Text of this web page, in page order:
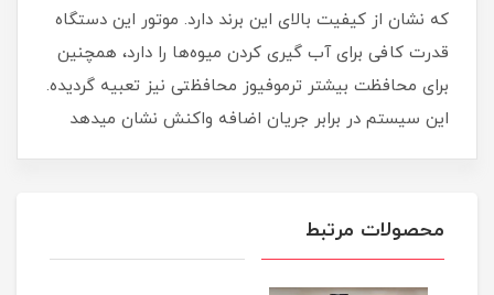
که نشان از کیفیت بالای این برند دارد. موتور این دستگاه
قدرت کافی برای آب گیری کردن میوه‌ها را دارد، همچنین
برای محافظت بیشتر ترموفیوز محافظتی نیز تعبیه گردیده.
این سیستم در برابر جریان اضافه واکنش نشان میدهد
محصولات مرتبط